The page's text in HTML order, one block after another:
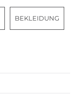
BEKLEIDUNG